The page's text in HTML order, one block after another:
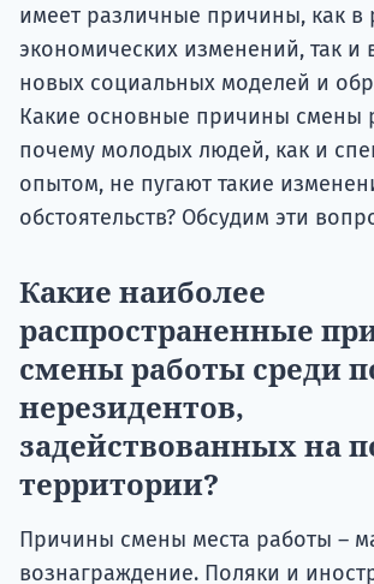
имеет различные причины, как в
экономических изменений, так и
новых социальных моделей и
Какие основные причины смены
почему молодых людей, как и
опытом, не пугают такие
обстоятельств? Обсудим эти
Какие наиболее
распространенные
смены работы среди
нерезидентов,
задействованных на
территории?
Причины смены места работы –
вознаграждение. Поляки и